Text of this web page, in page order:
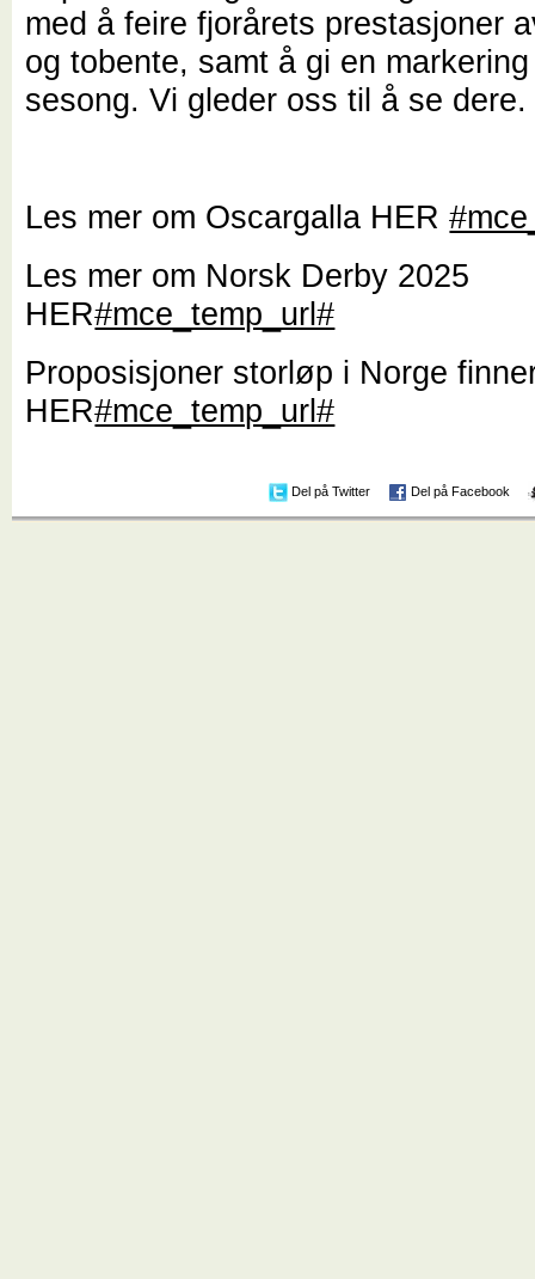
med å feire fjorårets prestasjoner
og tobente, samt å gi en
sesong. Vi gleder oss til å se dere.
Les mer om Oscargalla HER
Les mer om Norsk Derby 2025
HER#mce_temp_url#
Proposisjoner storløp i Norge
HER#mce_temp_url#
Del på Twitter Del på Facebook